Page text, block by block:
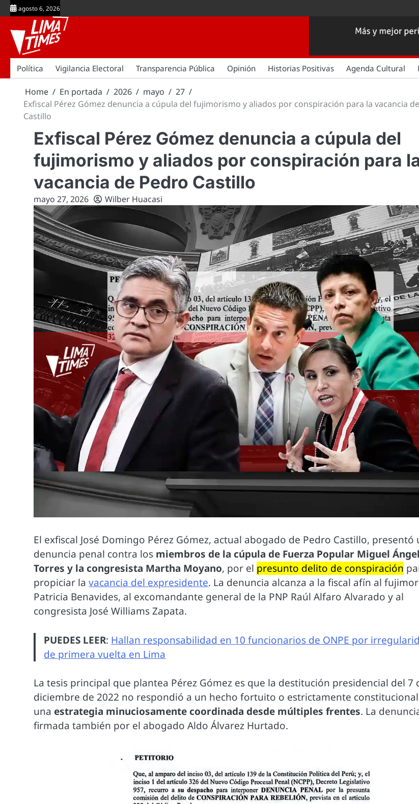
Skip
to
content
agosto 6, 2026
Política Vigilancia Electoral Transparencia Pública Opinión Historias Positivas Agenda Cultural
Home En portada 2026 mayo
27
Exfiscal Pérez Gómez denuncia a cúpula del fujimorismo y aliados por conspiración para la vacancia
Castillo
Exfiscal Pérez Gómez denuncia a cúpula del
fujimorismo y aliados por conspiración para
vacancia de Pedro Castillo
mayo 27, 2026 Wilber Huacasi
El exfiscal José Domingo Pérez Gómez, actual abogado de Pedro Castillo, presentó
denuncia penal contra los miembros de la cúpula de Fuerza Popular Miguel Ángel
Torres y la congresista Martha Moyano, por el presunto delito de conspiración
propiciar lavacancia del expresidente. La denuncia alcanza a la fiscal afín al
Patricia Benavides, al excomandante general de la PNP Raúl Alfaro Alvarado y al
congresista José Williams Zapata.
PUEDES LEER: Hallan responsabilidad en 10 funcionarios de ONPE por
de primera vuelta en Lima
La tesis principal que plantea Pérez Gómez es que la destitución presidencial del 7
diciembre de 2022 no respondió a un hecho fortuito o estrictamente
una estrategia minuciosamente coordinada desde múltiples frentes. La
firmada también por el abogado Aldo Álvarez Hurtado.